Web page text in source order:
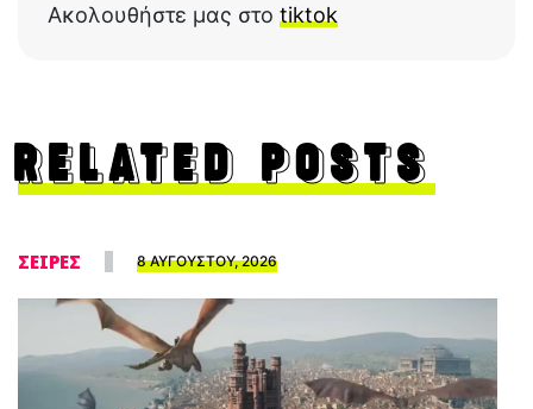
Ακολουθήστε μας στο tiktok
RELATED POSTS
ΣΕΙΡΕΣ 8 ΑΥΓΟΥΣΤΟΥ, 2026